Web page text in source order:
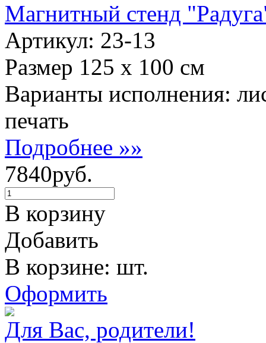
Магнитный стенд
Артикул: 23-13
Размер 125 х 100 см
Варианты исполнения:
печать
Подробнее »»
7840руб.
В корзину
Добавить
В корзине: шт.
Оформить
Для Вас, родители!